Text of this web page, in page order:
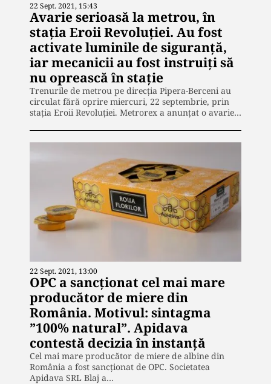
22 Sept. 2021, 15:43
Avarie serioasă la metrou, în
stația Eroii Revoluției. Au fost
activate luminile de siguranță,
iar mecanicii au fost instruiți să
nu oprească în stație
Trenurile de metrou pe direcția Pipera-Berceni au
circulat fără oprire miercuri, 22 septembrie, prin
staţia Eroii Revoluţiei. Metrorex a anunțat o avarie…
22 Sept. 2021, 13:00
OPC a sancționat cel mai mare
producător de miere din
România. Motivul: sintagma
”100% natural”. Apidava
contestă decizia în instanță
Cel mai mare producător de miere de albine din
România a fost sancționat de OPC. Societatea
Apidava SRL Blaj a…